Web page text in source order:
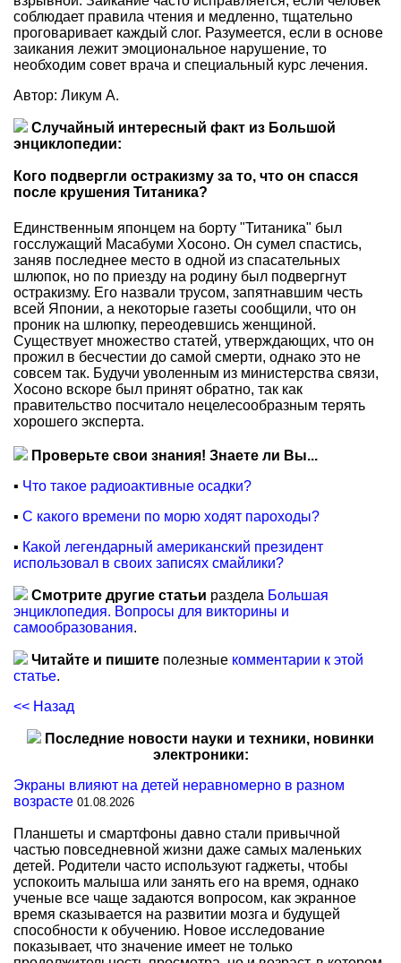
соблюдает правила чтения и медленно, тщательно
проговаривает каждый слог. Разумеется, если в основе
заикания лежит эмоциональное нарушение, то
необходим совет врача и специальный курс лечения.
Автор: Ликум А.
Случайный интересный факт из Большой
энциклопедии:
Кого подвергли остракизму за то, что он спасся
после крушения Титаника?
Единственным японцем на борту "Титаника" был
госслужащий Масабуми Хосоно. Он сумел спастись,
заняв последнее место в одной из спасательных
шлюпок, но по приезду на родину был подвергнут
остракизму. Его назвали трусом, запятнавшим честь
всей Японии, а некоторые газеты сообщили, что он
проник на шлюпку, переодевшись женщиной.
Существует множество статей, утверждающих, что он
прожил в бесчестии до самой смерти, однако это не
совсем так. Будучи уволенным из министерства связи,
Хосоно вскоре был принят обратно, так как
правительство посчитало нецелесообразным терять
хорошего эксперта.
Проверьте свои знания! Знаете ли Вы...
▪ Что такое радиоактивные осадки?
▪ С какого времени по морю ходят пароходы?
▪ Какой легендарный американский президент
использовал в своих записях смайлики?
Смотрите другие статьи раздела Большая
энциклопедия. Вопросы для викторины и
самообразования.
Читайте и пишите полезные комментарии к этой
статье.
<< Назад
Последние новости науки и техники, новинки
электроники:
Экраны влияют на детей неравномерно в разном
возрасте 01.08.2026
Планшеты и смартфоны давно стали привычной
частью повседневной жизни даже самых маленьких
детей. Родители часто используют гаджеты, чтобы
успокоить малыша или занять его на время, однако
ученые все чаще задаются вопросом, как экранное
время сказывается на развитии мозга и будущей
способности к обучению. Новое исследование
показывает, что значение имеет не только